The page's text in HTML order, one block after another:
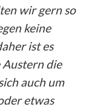
wir gern so
keine
ist es
Austern die
auch um
etwas